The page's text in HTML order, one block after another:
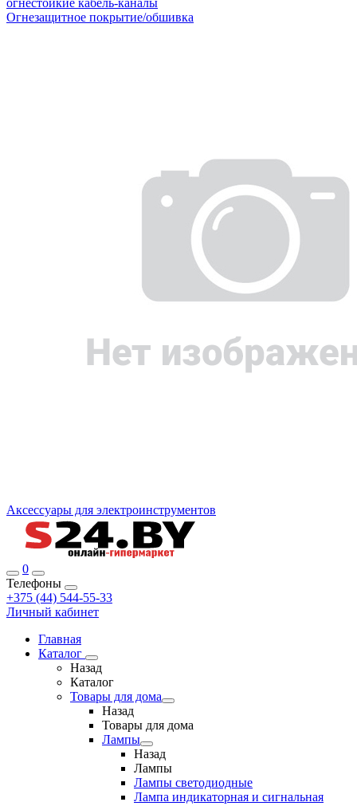
огнестойкие кабель-каналы
Огнезащитное покрытие/обшивка
Аксессуары для электроинструментов
0
Телефоны
+375 (44) 544-55-33
Личный кабинет
Главная
Каталог
Назад
Каталог
Товары для дома
Назад
Товары для дома
Лампы
Назад
Лампы
Лампы светодиодные
Лампа индикаторная и сигнальная